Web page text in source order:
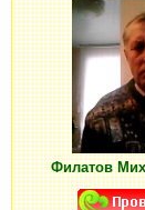
Филатов